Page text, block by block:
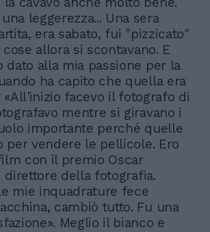
leggerezza... Una sera
era sabato, fui "pizzicato"
cose allora si scontavano. E
dato alla mia passione per la
ha capito che quella era
«All'inizio facevo il fotografo di
mentre si giravano i
importante perché quelle
per vendere le pellicole. Ero
con il premio Oscar
direttore della fotografia.
mie inquadrature fece
cambiò tutto. Fu una
Meglio il bianco e